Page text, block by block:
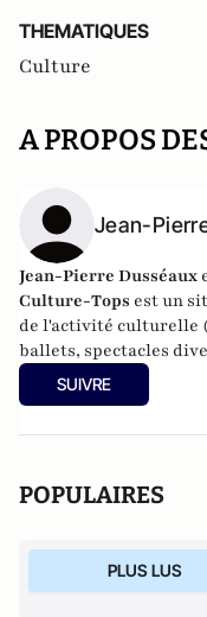
THEMATIQUES
Culture
A PROPOS
Jean-
Jean-Pierre Dusséaux
Culture-Tops est un
de l'activité culturelle
ballets, spectacles
Culture-Tops a été créé
Paugam , journaliste
SUIVRE
POPULAIRES
PLUS LUS